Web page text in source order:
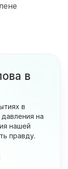
в
в
на
нашей
правду.